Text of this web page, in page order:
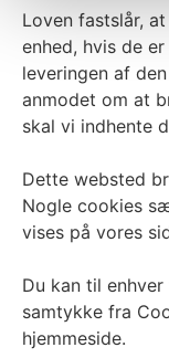
Loven fastslår,
enhed, hvis de
leveringen af
anmodet om at
skal vi indhente
Dette websted
Nogle cookies
vises på vores
Du kan til
samtykke fra
hjemmeside.